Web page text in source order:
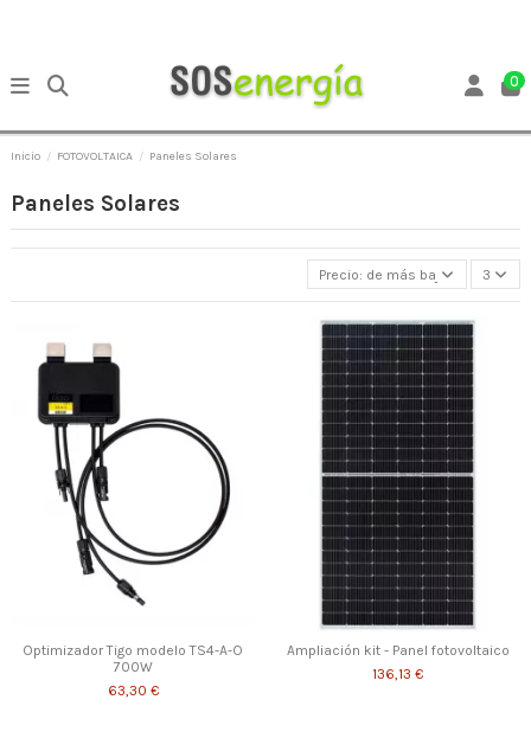
0
Inicio FOTOVOLTAICA Paneles Solares
Paneles Solares
Precio: de más bajo a más alto
3
Optimizador Tigo modelo TS4-A-O
700W
63,30 €
Ampliación kit - Panel fotovoltaico
136,13 €